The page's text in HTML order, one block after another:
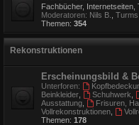
Fachbücher, Internetseiten,
Moderatoren: Nils B.
Themen: 354
Rekonstruktionen
Erscheinungsbild &
Unterforen:
Beinkleider
Schuhwerk
Ausstattung
Frisuren,
Vollrekonstruktionen
Themen: 178